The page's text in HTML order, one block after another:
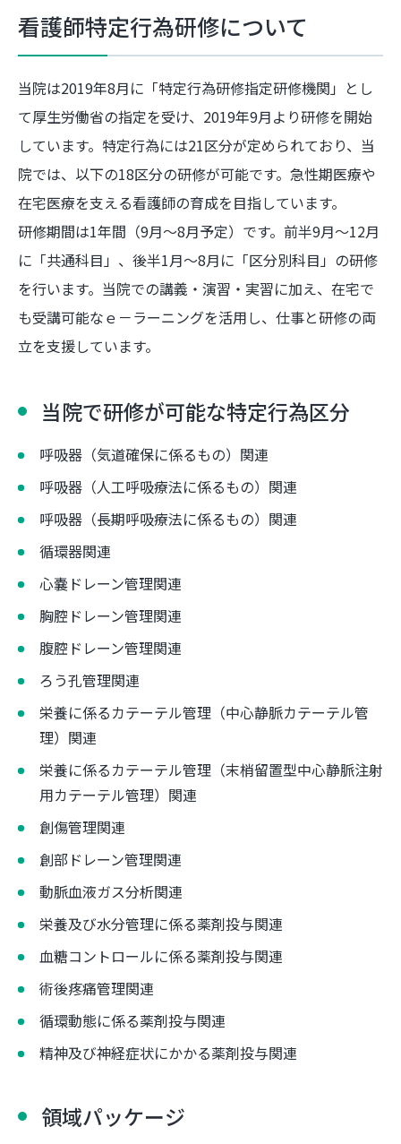
看護師特定行為研修について
当院は2019年8月に「特定行為研修指定研修機関」とし
て厚生労働省の指定を受け、2019年9月より研修を開始
しています。特定行為には21区分が定められており、当
院では、以下の18区分の研修が可能です。急性期医療や
在宅医療を支える看護師の育成を目指しています。
研修期間は1年間（9月～8月予定）です。前半9月～12月
に「共通科目」、後半1月～8月に「区分別科目」の研修
を行います。当院での講義・演習・実習に加え、在宅で
も受講可能なｅ－ラーニングを活用し、仕事と研修の両
立を支援しています。
当院で研修が可能な特定行為区分
呼吸器（気道確保に係るもの）関連
呼吸器（人工呼吸療法に係るもの）関連
呼吸器（長期呼吸療法に係るもの）関連
循環器関連
心嚢ドレーン管理関連
胸腔ドレーン管理関連
腹腔ドレーン管理関連
ろう孔管理関連
栄養に係るカテーテル管理（中心静脈カテーテル管
理）関連
栄養に係るカテーテル管理（末梢留置型中心静脈注射
用カテーテル管理）関連
創傷管理関連
創部ドレーン管理関連
動脈血液ガス分析関連
栄養及び水分管理に係る薬剤投与関連
血糖コントロールに係る薬剤投与関連
術後疼痛管理関連
循環動態に係る薬剤投与関連
精神及び神経症状にかかる薬剤投与関連
領域パッケージ